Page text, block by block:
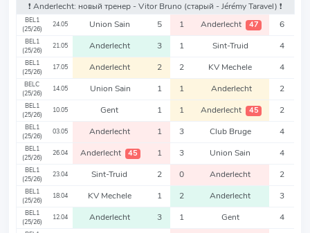
❗️ Anderlecht: новый тренер - Vitor Bruno (старый - Jérémy Taravel) ❗️
BEL1
(25/26)
24.05 Union Sain 5 1 Anderlecht 47 6
BEL1
(25/26)
21.05 Anderlecht 3 1 Sint-Truid 4
BEL1
(25/26)
17.05 Anderlecht 2 2 KV Mechele 4
BELC
(25/26)
14.05 Union Sain 1 1 Anderlecht 2
BEL1
(25/26)
10.05 Gent 1 1 Anderlecht 45 2
BEL1
(25/26)
03.05 Anderlecht 1 3 Club Bruge 4
BEL1
(25/26)
26.04 Anderlecht 45 1 3 Union Sain 4
BEL1
(25/26)
23.04 Sint-Truid 2 0 Anderlecht 2
BEL1
(25/26)
18.04 KV Mechele 1 2 Anderlecht 3
BEL1
(25/26)
12.04 Anderlecht 3 1 Gent 4